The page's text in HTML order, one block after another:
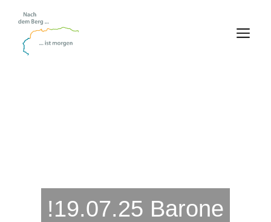
Inhalt
springen
!19.07.25 Barone